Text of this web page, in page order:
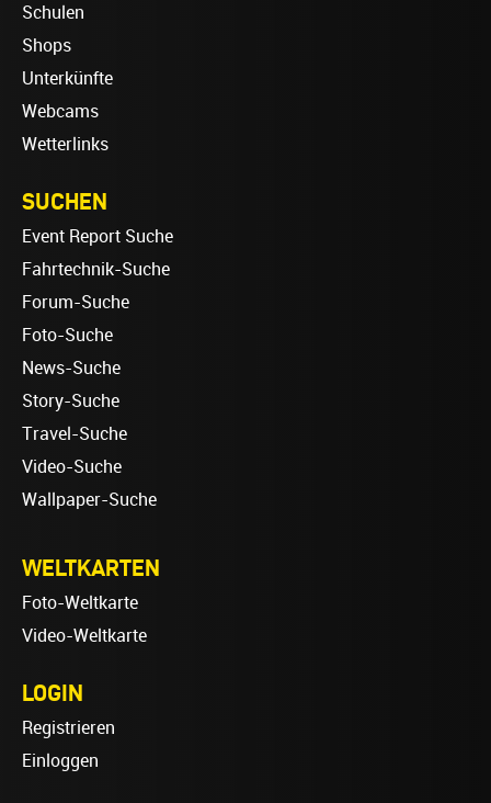
Schulen
Shops
Unterkünfte
Webcams
Wetterlinks
SUCHEN
Event Report Suche
Fahrtechnik-Suche
Forum-Suche
Foto-Suche
News-Suche
Story-Suche
Travel-Suche
Video-Suche
Wallpaper-Suche
WELTKARTEN
Foto-Weltkarte
Video-Weltkarte
LOGIN
Registrieren
Einloggen